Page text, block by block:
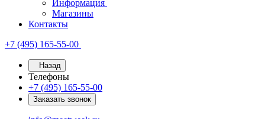
Информация
Магазины
Контакты
+7 (495) 165-55-00
Назад
Телефоны
+7 (495) 165-55-00
Заказать звонок